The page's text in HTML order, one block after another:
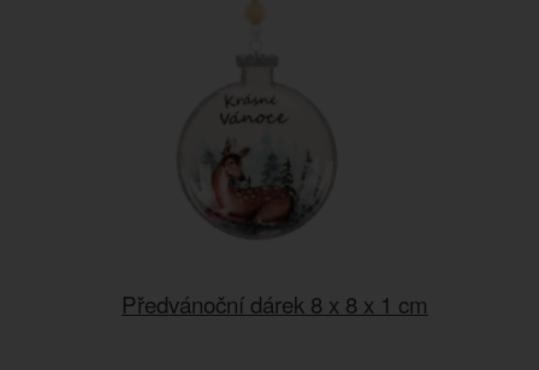
Předvánoční dárek 8 x 8 x 1 cm